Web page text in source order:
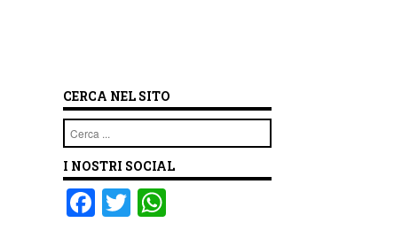
CERCA NEL SITO
Cerca
I NOSTRI SOCIAL
F T